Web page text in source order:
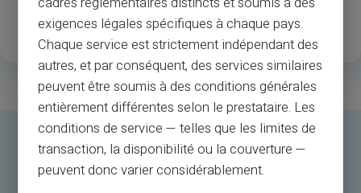
Clienți înregistrați fericiți Țări disponibile
exigences légales spécifiques à chaque pays.
Chaque service est strictement indépendant des
autres, et par conséquent, des services similaires
peuvent être soumis à des conditions générales
entièrement différentes selon le prestataire. Les
conditions de service — telles que les limites de
transaction, la disponibilité ou la couverture —
peuvent donc varier considérablement.